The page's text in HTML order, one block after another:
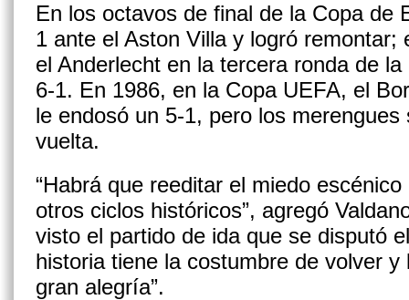
En los octavos de final de la Copa de
1 ante el Aston Villa y logró remontar;
el Anderlecht en la tercera ronda de
6-1. En 1986, en la Copa UEFA, el
le endosó un 5-1, pero los
vuelta.
“Habrá que reeditar el miedo
otros ciclos históricos”, agregó
visto el partido de ida que se disputó
historia tiene la costumbre de volver
gran alegría”.